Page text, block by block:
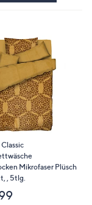
Mikrofaser Plüsch
, 5tlg.